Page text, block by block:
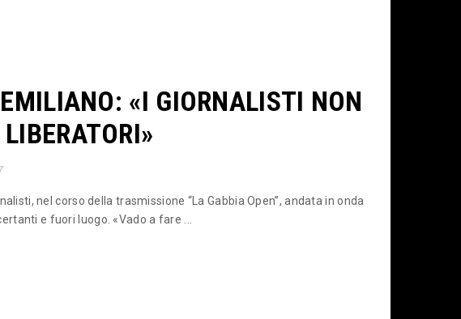
«I GIORNALISTI NON
nel corso della trasmissione “La Gabbia Open”, andata in onda
e fuori luogo. «Vado a fare ...